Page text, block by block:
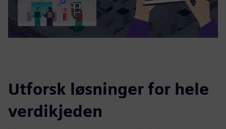
Utforsk løsninger for hele
verdikjeden